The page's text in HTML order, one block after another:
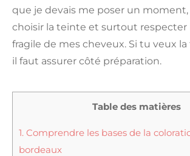
que je devais me poser un
choisir la teinte et surtout respecter
fragile de mes cheveux. Si tu veux
il faut assurer côté préparation.
Table des matières
1. Comprendre les bases de la
bordeaux